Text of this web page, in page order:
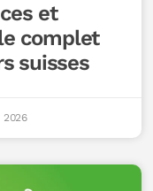
et
complet
suisses
2026